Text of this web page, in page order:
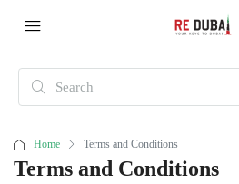
Home Terms and Conditions
Terms and Conditions